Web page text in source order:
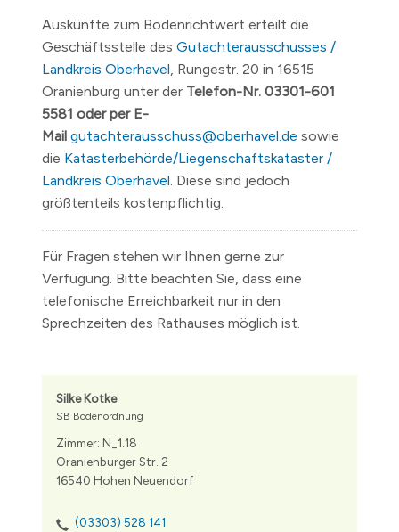
Auskünfte zum Bodenrichtwert erteilt die
Geschäftsstelle des Gutachterausschusses /
Landkreis Oberhavel, Rungestr. 20 in 16515
Oranienburg unter der Telefon-Nr. 03301-601
5581 oder per E-
Mail gutachterausschuss@oberhavel.de sowie
die Katasterbehörde/Liegenschaftskataster /
Landkreis Oberhavel. Diese sind jedoch
größtenteils kostenpflichtig.
Für Fragen stehen wir Ihnen gerne zur
Verfügung. Bitte beachten Sie, dass eine
telefonische Erreichbarkeit nur in den
Sprechzeiten des Rathauses möglich ist.
Silke Kotke
SB Bodenordnung
Zimmer: N_1.18
Oranienburger Str. 2
16540 Hohen Neuendorf
(03303) 528 141